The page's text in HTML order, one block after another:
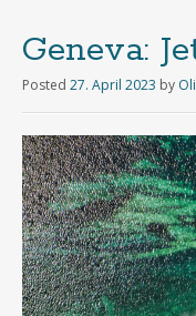
Geneva:
Posted 27. April 2023 by